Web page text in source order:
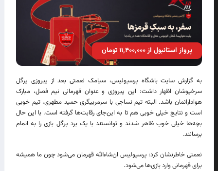
پرواز استانبول از ۱۱٬۴۰۰٬۰۰۰ تومان
به گزارش سایت باشگاه پرسپولیس، سیامک نعمتی بعد از پیروزی پرگل
سرخپوشان اظهار داشت: این پیروزی و عنوان قهرمانی نیم فصل، مبارک
هوادارانمان باشد. البته تیم نساجی با سرمربیگری حمید مطهری، تیم خوبی
است و نتایج خیلی خوبی هم تا به این‌جای رقابت‌ها گرفته است. با این حال
بچه‌ها خیلی خوب ظاهر شدند و توانستند با یک برد پرگل بازی را به اتمام
برسانند.
نعمتی خاطرنشان کرد: پرسپولیس ان‌شاءالله قهرمان می‌شود چون ما همیشه
برای قهرمانی وارد بازی‌ها می‌شود.